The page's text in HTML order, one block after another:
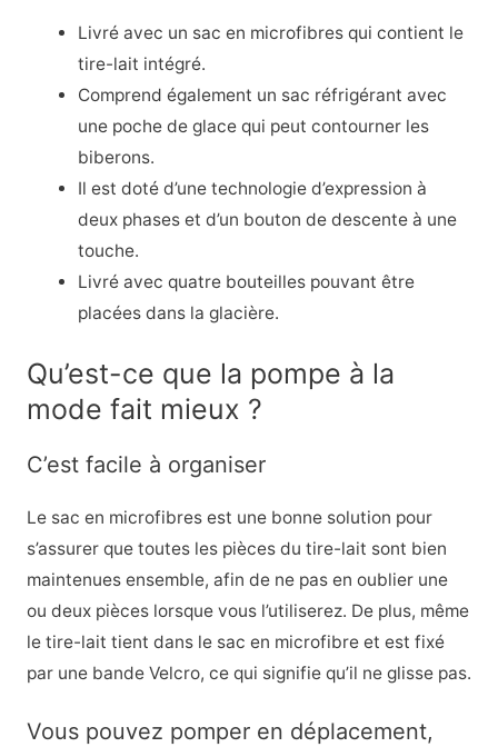
Livré avec un sac en microfibres qui contient le
tire-lait intégré.
Comprend également un sac réfrigérant avec
une poche de glace qui peut contourner les
biberons.
Il est doté d’une technologie d’expression à
deux phases et d’un bouton de descente à une
touche.
Livré avec quatre bouteilles pouvant être
placées dans la glacière.
Qu’est-ce que la pompe à la
mode fait mieux ?
C’est facile à organiser
Le sac en microfibres est une bonne solution pour
s’assurer que toutes les pièces du tire-lait sont bien
maintenues ensemble, afin de ne pas en oublier une
ou deux pièces lorsque vous l’utiliserez. De plus, même
le tire-lait tient dans le sac en microfibre et est fixé
par une bande Velcro, ce qui signifie qu’il ne glisse pas.
Vous pouvez pomper en déplacement,